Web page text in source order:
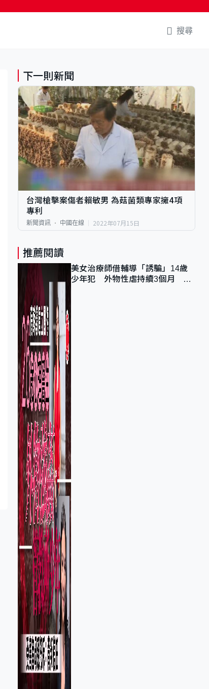
搜尋
下一則新聞
台灣槍擊案傷者賴敏男 為菇菌類專家擁4項
專利
新聞資訊 中國在線 2022年07月15日
推薦閱讀
美女治療師借輔導「誘騙」14歲
少年犯 外物性虐持續3個月 受